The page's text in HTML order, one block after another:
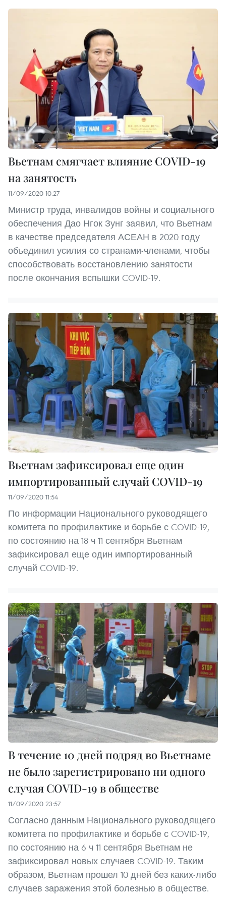
Вьетнам смягчает влияние COVID-19
на занятость
11/09/2020 10:27
Министр труда, инвалидов войны и социального
обеспечения Дао Нгок Зунг заявил, что Вьетнам
в качестве председателя АСЕАН в 2020 году
объединил усилия со странами-членами, чтобы
способствовать восстановлению занятости
после окончания вспышки COVID-19.
Вьетнам зафиксировал еще один
импортированный случай COVID-19
11/09/2020 11:54
По информации Национального руководящего
комитета по профилактике и борьбе с COVID-19,
по состоянию на 18 ч 11 сентября Вьетнам
зафиксировал еще один импортированный
случай COVID-19.
В течение 10 дней подряд во Вьетнаме
не было зарегистрировано ни одного
случая COVID-19 в обществе
11/09/2020 23:57
Согласно данным Национального руководящего
комитета по профилактике и борьбе с COVID-19,
по состоянию на 6 ч 11 сентября Вьетнам не
зафиксировал новых случаев COVID-19. Таким
образом, Вьетнам прошел 10 дней без каких-либо
случаев заражения этой болезнью в обществе.